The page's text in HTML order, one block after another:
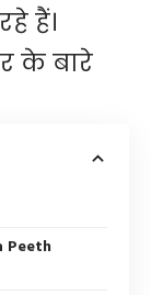
हैं।
के बारे
Peeth